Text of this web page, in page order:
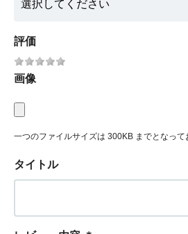
評価
画像
一つのファイルサイズは 300KB までとなって
タイトル